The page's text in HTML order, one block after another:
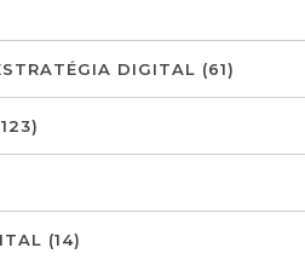
DIGITAL (61)
(14)